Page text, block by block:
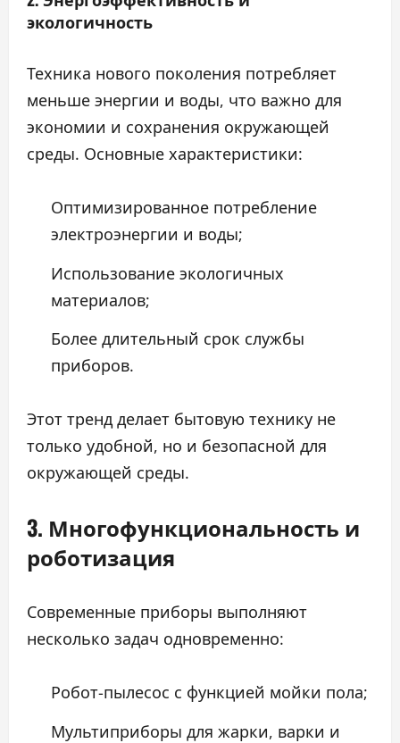
экологичность
Техника нового поколения потребляет
меньше энергии и воды, что важно для
экономии и сохранения окружающей
среды. Основные характеристики:
Оптимизированное потребление
электроэнергии и воды;
Использование экологичных
материалов;
Более длительный срок службы
приборов.
Этот тренд делает бытовую технику не
только удобной, но и безопасной для
окружающей среды.
3. Многофункциональность и
роботизация
Современные приборы выполняют
несколько задач одновременно:
Робот-пылесос с функцией мойки пола;
Мультиприборы для жарки, варки и